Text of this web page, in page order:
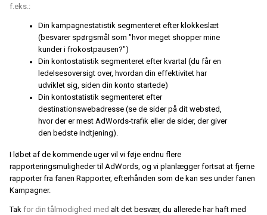
f.eks.:
Din kampagnestatistik segmenteret efter klokkeslæt
(besvarer spørgsmål som "hvor meget shopper mine
kunder i frokostpausen?")
Din kontostatistik segmenteret efter kvartal (du får en
ledelsesoversigt over, hvordan din effektivitet har
udviklet sig, siden din konto startede)
Din kontostatistik segmenteret efter
destinationswebadresse (se de sider på dit websted,
hvor der er mest AdWords-trafik eller de sider, der giver
den bedste indtjening).
I løbet af de kommende uger vil vi føje endnu flere
rapporteringsmuligheder til AdWords, og vi planlægger fortsat at fjerne
rapporter fra fanen Rapporter, efterhånden som de kan ses under fanen
Kampagner.
Tak for din tålmodighed med alt det besvær, du allerede har haft med